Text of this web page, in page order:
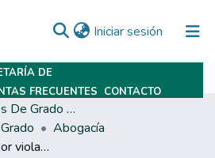
Iniciar sesión (current)
DE
FRECUENTES CONTACTO
Trabajos Finales De Grado Y Posgrado
Abogacía
Aborto no punible por violación